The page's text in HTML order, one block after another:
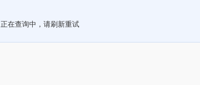
正在查询中，请刷新重试